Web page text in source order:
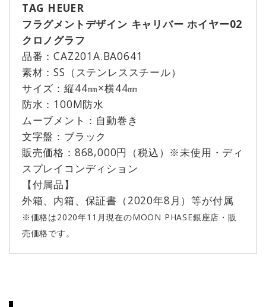
TAG HEUER
フラグメントデザイン キャリバー ホイヤー02
クロノグラフ
品番：CAZ201A.BA0641
素材：SS（ステンレススチール）
サイズ：縦44㎜×横44㎜
防水：100M防水
ムーブメント：自動巻き
文字盤：ブラック
販売価格：868,000円（税込）※未使用・ディ
スプレイコンディション
【付属品】
外箱、内箱、保証書（2020年8月）等が付属
※価格は2020年11月現在のMOON PHASE銀座店・販
売価格です。